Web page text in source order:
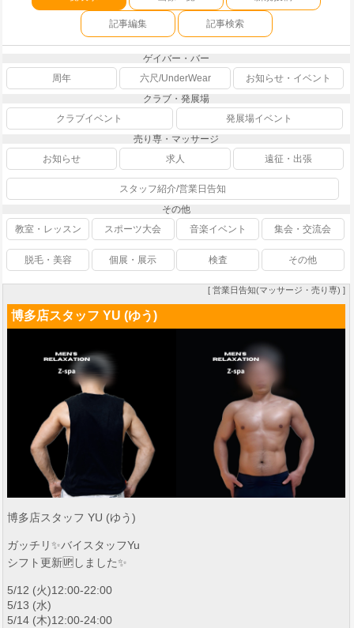
記事編集 記事検索
ゲイバー・バー
周年
六尺/UnderWear
お知らせ・イベント
クラブ・発展場
クラブイベント
発展場イベント
売り専・マッサージ
お知らせ
求人 遠征・出張
スタッフ紹介/営業日告知
その他
教室・レッスン
スポーツ大会 音楽イベント 集会・交流会
脱毛・美容 個展・展示 検査 その他
[ 営業日告知(マッサージ・売り専) ]
博多店スタッフ YU (ゆう)
博多店スタッフ YU (ゆう)
ガッチリ✨バイスタッフYu
シフト更新🆙しました✨
5/12 (火)12:00-22:00
5/13 (水)
5/14 (木)12:00-24:00